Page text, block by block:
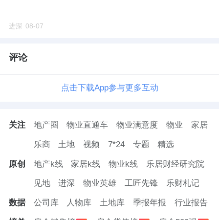
进深 08-07
评论
点击下载App参与更多互动
关注 地产圈 物业直通车 物业满意度 物业 家居
乐商 土地 视频 7*24 专题 精选
原创 地产k线 家居k线 物业k线 乐居财经研究院
见地 进深 物业英雄 工匠先锋 乐财札记
数据 公司库 人物库 土地库 季报年报 行业报告